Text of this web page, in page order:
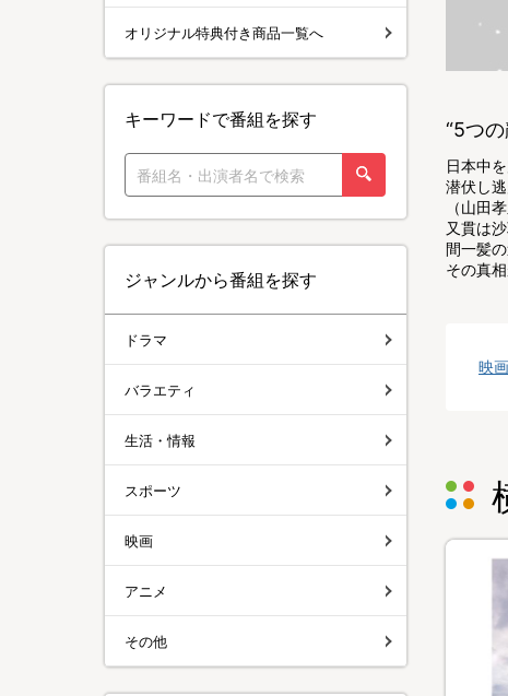
“5つ
日本中
潜伏し
（山田
又貫は
間一髪
その真
映
オリジナル特典付き商品一覧へ
キーワードで番組を探す
ジャンルから番組を探す
ドラマ
バラエティ
生活・情報
スポーツ
映画
アニメ
その他